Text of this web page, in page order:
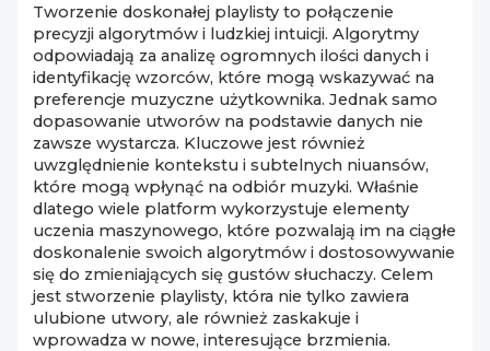
Tworzenie doskonałej playlisty to połączenie
precyzji algorytmów i ludzkiej intuicji. Algorytmy
odpowiadają za analizę ogromnych ilości danych i
identyfikację wzorców, które mogą wskazywać na
preferencje muzyczne użytkownika. Jednak samo
dopasowanie utworów na podstawie danych nie
zawsze wystarcza. Kluczowe jest również
uwzględnienie kontekstu i subtelnych niuansów,
które mogą wpłynąć na odbiór muzyki. Właśnie
dlatego wiele platform wykorzystuje elementy
uczenia maszynowego, które pozwalają im na ciągłe
doskonalenie swoich algorytmów i dostosowywanie
się do zmieniających się gustów słuchaczy. Celem
jest stworzenie playlisty, która nie tylko zawiera
ulubione utwory, ale również zaskakuje i
wprowadza w nowe, interesujące brzmienia.